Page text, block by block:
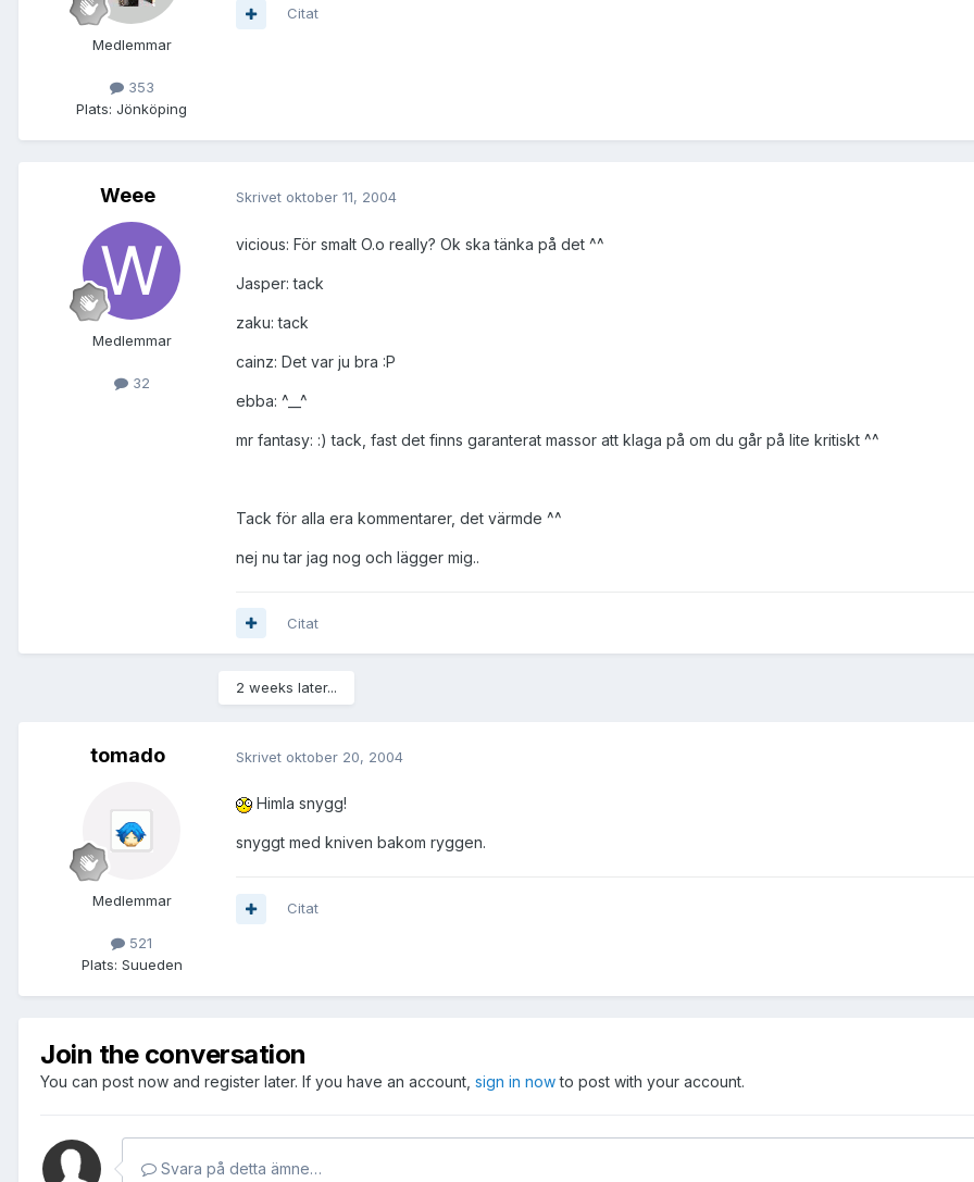
Medlemmar
353
Plats: Jönköping
Citat
Weee
Medlemmar
32
Skrivet oktober 11, 2004
vicious: För smalt O.o really? Ok ska tänka på det ^^
Jasper: tack
zaku: tack
cainz: Det var ju bra :P
ebba: ^__^
mr fantasy: :) tack, fast det finns garanterat massor att klaga på om du går på lite kritiskt ^^
Tack för alla era kommentarer, det värmde ^^
nej nu tar jag nog och lägger mig..
Citat
2 weeks later...
tomado
Medlemmar
521
Plats: Suueden
Skrivet oktober 20, 2004
Himla snygg!
snyggt med kniven bakom ryggen.
Citat
Join the conversation
You can post now and register later. If you have an account, sign in nowto post with your account.
Svara på detta ämne…